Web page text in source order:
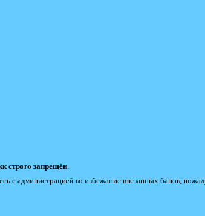
строго запрещён
с администрацией во избежание внезапных банов,